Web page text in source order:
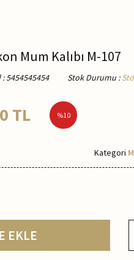
Mum Kalıbı M-107
: 5454545454 Stok Durumu :
TL %10
Kategori
EKLE